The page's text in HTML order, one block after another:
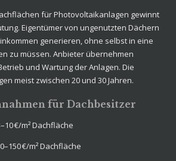
für Photovoltaikanlagen gewinnt
Eigentümer von ungenutzten Dächern
generieren, ohne selbst in eine
zu müssen. Anbieter übernehmen
und Wartung der Anlagen. Die
meist zwischen 20 und 30 Jahren.
für Dachbesitzer
€/m² Dachfläche
€/m² Dachfläche